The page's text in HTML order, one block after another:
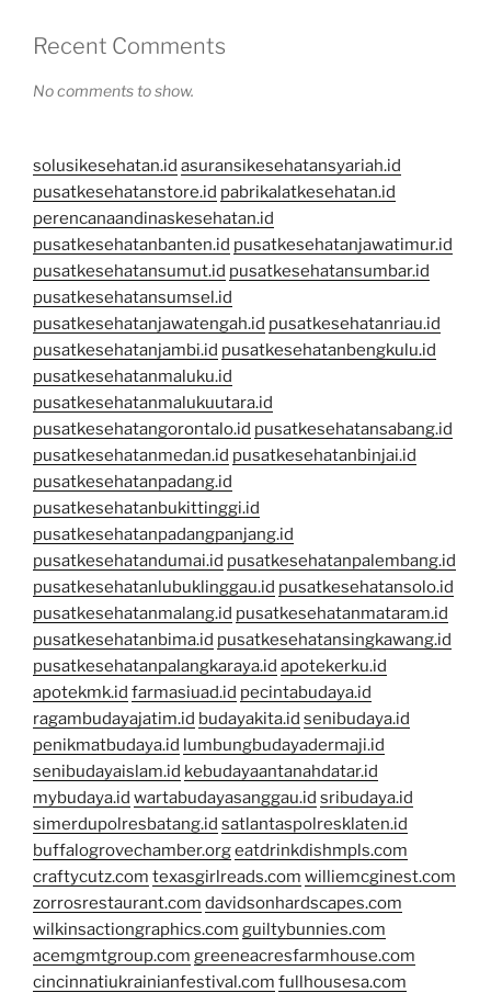
Recent Comments
No comments to show.
solusikesehatan.id asuransikesehatansyariah.id
pusatkesehatanstore.id pabrikalatkesehatan.id
perencanaandinaskesehatan.id
pusatkesehatanbanten.id pusatkesehatanjawatimur.id
pusatkesehatansumut.id pusatkesehatansumbar.id
pusatkesehatansumsel.id
pusatkesehatanjawatengah.id pusatkesehatanriau.id
pusatkesehatanjambi.id pusatkesehatanbengkulu.id
pusatkesehatanmaluku.id
pusatkesehatanmalukuutara.id
pusatkesehatangorontalo.id pusatkesehatansabang.id
pusatkesehatanmedan.id pusatkesehatanbinjai.id
pusatkesehatanpadang.id
pusatkesehatanbukittinggi.id
pusatkesehatanpadangpanjang.id
pusatkesehatandumai.id pusatkesehatanpalembang.id
pusatkesehatanlubuklinggau.id pusatkesehatansolo.id
pusatkesehatanmalang.id pusatkesehatanmataram.id
pusatkesehatanbima.id pusatkesehatansingkawang.id
pusatkesehatanpalangkaraya.id apotekerku.id
apotekmk.id farmasiuad.id pecintabudaya.id
ragambudayajatim.id budayakita.id senibudaya.id
penikmatbudaya.id lumbungbudayadermaji.id
senibudayaislam.id kebudayaantanahdatar.id
mybudaya.id wartabudayasanggau.id sribudaya.id
simerdupolresbatang.id satlantaspolresklaten.id
buffalogrovechamber.orgeatdrinkdishmpls.com
craftycutz.com texasgirlreads.com williemcginest.com
zorrosrestaurant.com davidsonhardscapes.com
wilkinsactiongraphics.com guiltybunnies.com
acemgmtgroup.com greeneacresfarmhouse.com
cincinnatiukrainianfestival.com fullhousesa.com